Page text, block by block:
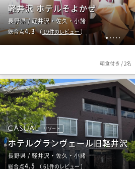
1 2 3 4 5
軽井沢 ホテルそよかぜ
長野県 / 軽井沢・佐久・小諸
総合点4.3（ 19件のレビュー）
朝食付き /2名
リゾート
ホテルグランヴェール旧軽井沢
長野県 / 軽井沢・佐久・小諸
総合点4.5 （ 61件のレビュー）